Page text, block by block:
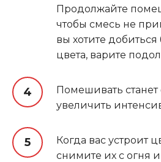
Продолжайте
чтобы смесь не
вы хотите
цвета, варите
Помешивать
увеличить
Когда вас устроит
снимите их с огня